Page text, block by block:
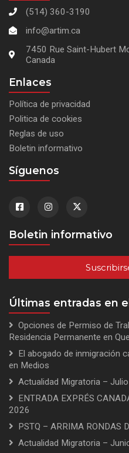
(514) 360-3190
info@artim.ca
7450 Rue Saint-Hubert
Canada
Enlaces
Política de privacidad
Politica de cookies
Reglas de uso
Boletin informativo
Síguenos
Boletin informativo
Últimas entradas en
Opciones de Permiso de
Residencia Permanente en
El abogado de inmigración
en Medios
Actualidad Migratoria –
ENTRADA EXPRÉS
2026
PSTQ – ARRIMA RONDAS
Actualidad Migratoria –